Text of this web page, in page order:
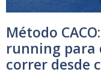
Método
running para
correr desde